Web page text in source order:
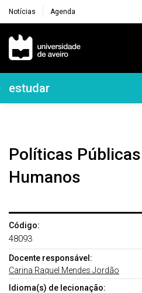
Notícias Agenda
Navegação Principal
Navegação Lateral
estudar
Políticas Públicas de Recursos
Humanos
Código:
48093
Docente responsável:
Carina Raquel Mendes Jordão
Idioma(s) de lecionação: